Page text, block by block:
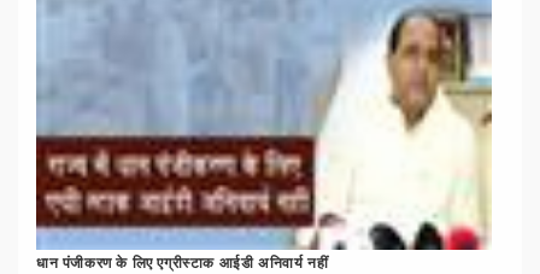
धान पंजीकरण के लिए एग्रीस्टाक आईडी अनिवार्य नहीं